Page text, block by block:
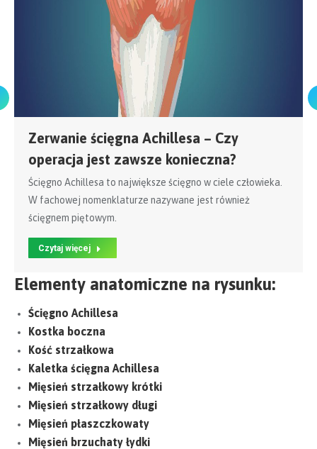
Zerwanie ścięgna Achillesa – Czy
operacja jest zawsze konieczna?
Ścięgno Achillesa to największe ścięgno w ciele człowieka.
W fachowej nomenklaturze nazywane jest również
ścięgnem piętowym.
Czytaj więcej
Elementy anatomiczne na rysunku:
Ścięgno Achillesa
Kostka boczna
Kość strzałkowa
Kaletka ścięgna Achillesa
Mięsień strzałkowy krótki
Mięsień strzałkowy długi
Mięsień płaszczkowaty
Mięsień brzuchaty łydki